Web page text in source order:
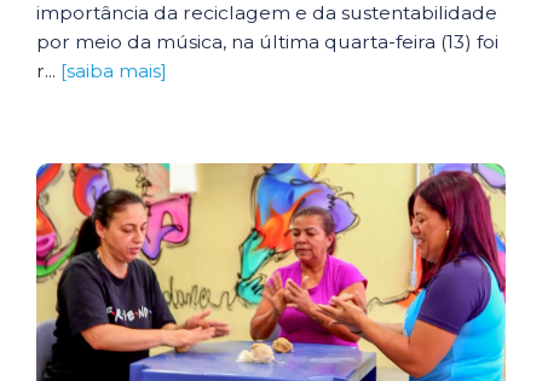
importância da reciclagem e da sustentabilidade
por meio da música, na última quarta-feira (13) foi
r... [saiba mais]